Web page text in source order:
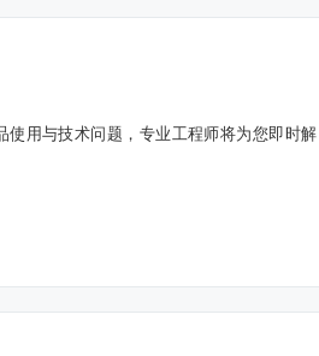
使用与技术问题，专业工程师将为您即时解